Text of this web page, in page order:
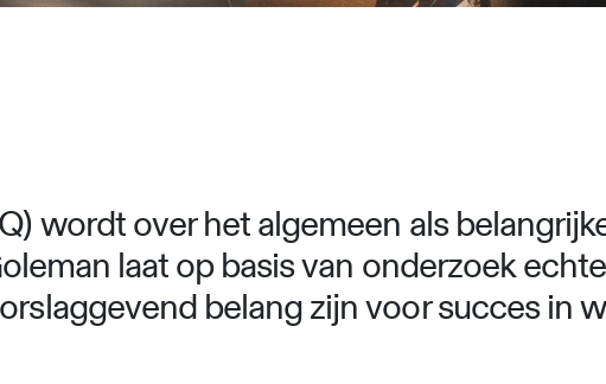
wordt over het algemeen als
laat op basis van onderzoek
belang zijn voor succes in